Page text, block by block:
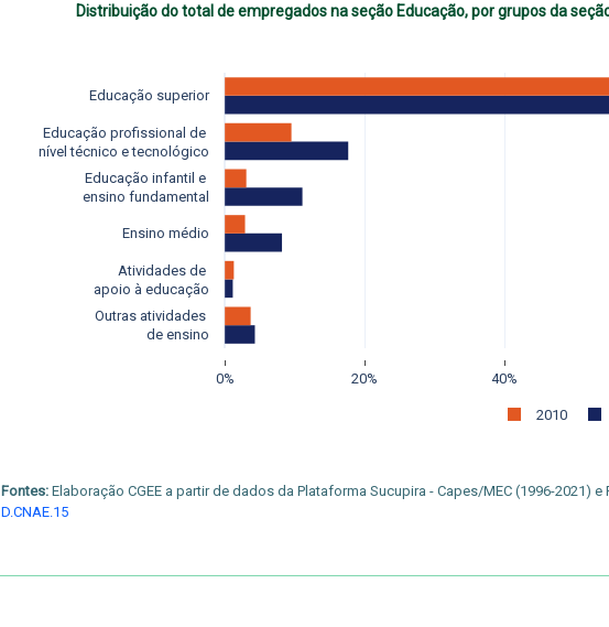
Distribuição do total de empregados na seção Educação, por grupos da
0% 20% 40%
Outras atividades
de ensino
Atividades de
apoio à educação
Ensino médio
Educação infantil e
ensino fundamental
Educação profissional de
nível técnico e tecnológico
Educação superior
2010
Fontes: Elaboração CGEE a partir de dados da Plataforma Sucupira - Capes/MEC (1996-2021) e
D.CNAE.15